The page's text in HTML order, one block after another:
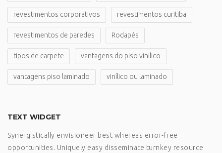
revestimentos corporativos revestimentos curitiba
revestimentos de paredes Rodapés
tipos de carpete vantagens do piso vinilico
vantagens piso laminado vinílico ou laminado
TEXT WIDGET
Synergistically envisioneer best whereas error-free
opportunities. Uniquely easy disseminate turnkey resource